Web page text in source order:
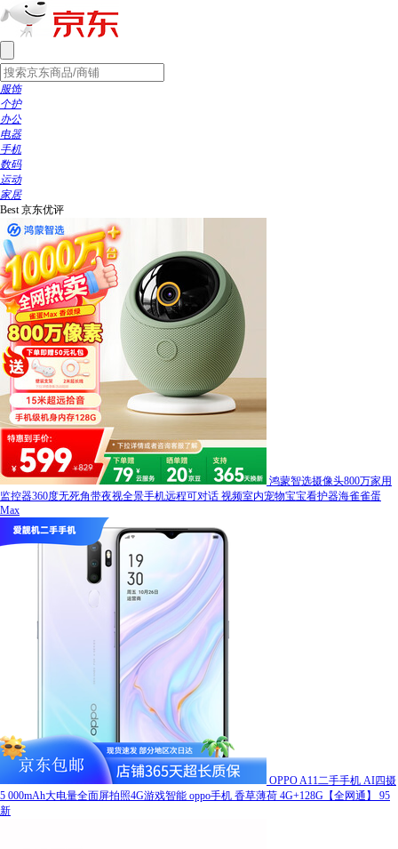
服饰
个护
办公
电器
手机
数码
运动
家居
Best 京东优评
鸿蒙智选摄像头800万家用
监控器360度无死角带夜视全景手机远程可对话 视频室内宠物宝宝看护器海雀雀蛋
Max
OPPO A11二手手机 AI四摄
5 000mAh大电量全面屏拍照4G游戏智能 oppo手机 香草薄荷 4G+128G【全网通】 95
新